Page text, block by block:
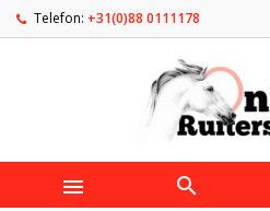
Telefon: +31(0)88 0111178
 